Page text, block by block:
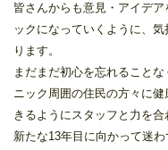
皆さんからも意見・アイデ
ックになっていくように、
ります。
まだまだ初心を忘れること
ニック周囲の住民の方々に
きるようにスタッフと力を
新たな13年目に向かって迷